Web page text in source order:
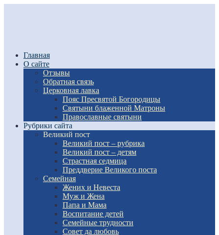
Главная
О сайте
Отзывы
Обратная связь
Церковная лавка
Пояс Пресвятой Богородицы
Святыни блаженной Матроны
Православные святыни
Рубрики сайта
Великий пост
Великий пост – рубрика
Великий пост – детям
Страстная седмица
Преддверие Великого поста
Семейная
Жених и Невеста
Муж и Жена
Папа и Мама
Воспитание детей
Семейные трудности
Совет да любовь